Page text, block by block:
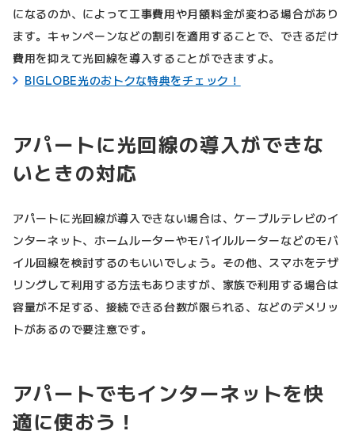
になるのか、によって工事費用や月額料金が変わる場合があり
ます。キャンペーンなどの割引を適用することで、できるだけ
費用を抑えて光回線を導入することができますよ。
BIGLOBE光のおトクな特典をチェック！
アパートに光回線の導入ができな
いときの対応
アパートに光回線が導入できない場合は、ケーブルテレビのイ
ンターネット、ホームルーターやモバイルルーターなどのモバ
イル回線を検討するのもいいでしょう。その他、スマホをテザ
リングして利用する方法もありますが、家族で利用する場合は
容量が不足する、接続できる台数が限られる、などのデメリッ
トがあるので要注意です。
アパートでもインターネットを快
適に使おう！